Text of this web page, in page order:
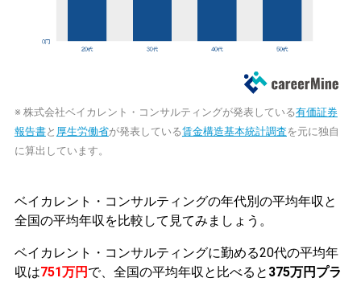
※ 株式会社ベイカレント・コンサルティングが発表している有価証券
報告書と 厚生労働省が発表している賃金構造基本統計調査を元に独自
に算出しています。
ベイカレント・コンサルティングの年代別の平均年収と
全国の平均年収を比較して見てみましょう。
ベイカレント・コンサルティングに勤める20代の平均年
収は751万円 で、全国の平均年収と比べると 375万円プラ